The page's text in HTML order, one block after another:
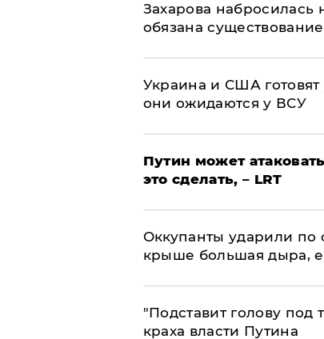
​Захарова набросилась
обязана
Украина и США
они ожидаются у ВСУ
Путин может
это сделать, – LRT
Оккупанты ударили по
крыше большая дыра,
​"Подставит голову под
краха власти Путина